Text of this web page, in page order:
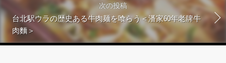
次の投稿
台北駅ウラの歴史ある牛肉麺を喰らう＜潘家60年老牌牛
肉麵＞